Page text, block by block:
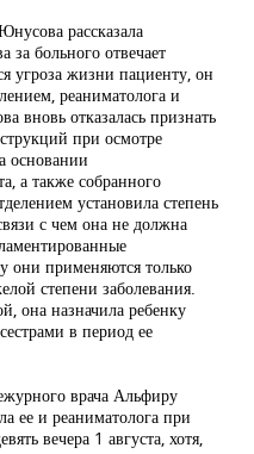
рассказала
за больного отвечает
угроза жизни пациенту, он
реаниматолога и
вновь отказалась признать
при осмотре
основании
а также собранного
установила степень
с чем она не должна
они применяются только
степени заболевания.
она назначила ребенку
в период ее
врача Альфиру
ее и реаниматолога при
вечера 1 августа, хотя,